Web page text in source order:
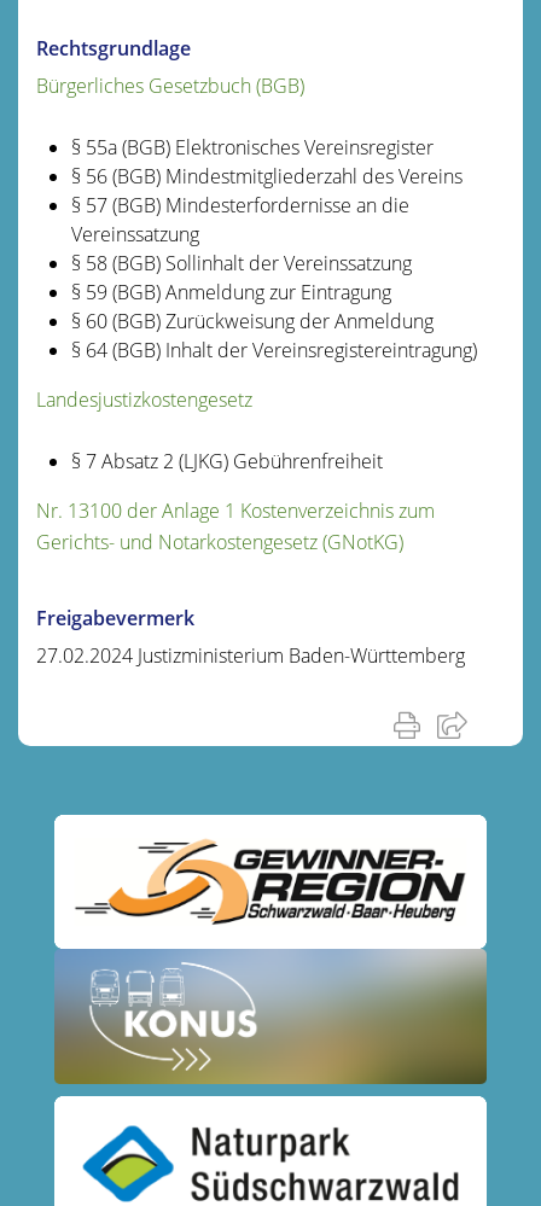
Rechtsgrundlage
Bürgerliches Gesetzbuch (BGB)
§ 55a (BGB) Elektronisches Vereinsregister
§ 56 (BGB) Mindestmitgliederzahl des Vereins
§ 57 (BGB) Mindesterfordernisse an die
Vereinssatzung
§ 58 (BGB) Sollinhalt der Vereinssatzung
§ 59 (BGB) Anmeldung zur Eintragung
§ 60 (BGB) Zurückweisung der Anmeldung
§ 64 (BGB) Inhalt der Vereinsregistereintragung)
Landesjustizkostengesetz
§ 7 Absatz 2 (LJKG) Gebührenfreiheit
Nr. 13100 der Anlage 1 Kostenverzeichnis zum
Gerichts- und Notarkostengesetz (GNotKG)
Freigabevermerk
27.02.2024 Justizministerium Baden-Württemberg